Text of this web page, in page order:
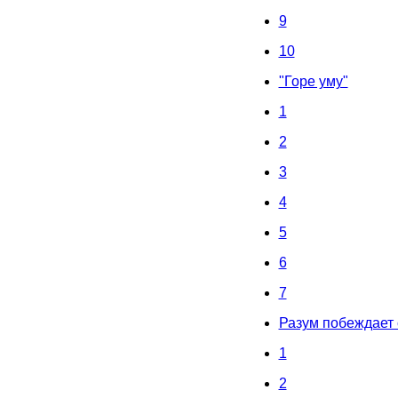
9
10
"Горе уму"
1
2
3
4
5
6
7
Разум побеждает
1
2